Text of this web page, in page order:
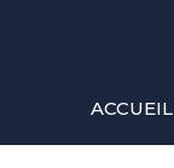
ACCUEIL